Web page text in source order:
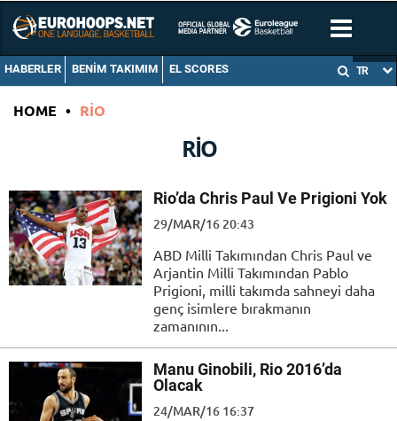
HABERLER BENIM TAKIMIM EL SCORES TR
HOME • RIO
RIO
Rio’da Chris Paul Ve Prigioni Yok
29/MAR/16 20:43
ABD Milli Takımından Chris Paul ve
Arjantin Milli Takımından Pablo
Prigioni, milli takımda sahneyi daha
genç isimlere bırakmanın
zamanının...
Manu Ginobili, Rio 2016’da
Olacak
24/MAR/16 16:37